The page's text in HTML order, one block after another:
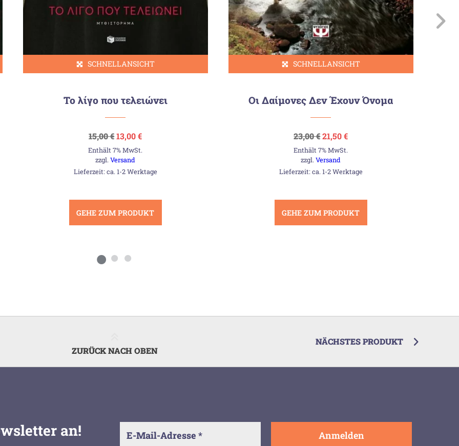
SCHNELLANSICHT
Το λίγο που τελειώνει
15,00€Ursprünglicher
Preis
war:
15,00 €
13,00€Aktueller
ist:
Enthält 7% MwSt.
zzgl.Versand
Lieferzeit: ca. 1-2 Werktage
GEHE ZUM PRODUKT
SCHNELLANSICHT
Οι Δαίμονες Δεν Έχουν Όνομα
23,00€Ursprünglicher
Preis
war:
23,00 €
21,50€Aktueller
ist:
Enthält 7% MwSt.
zzgl.Versand
Lieferzeit: ca. 1-2 Werktage
GEHE ZUM PRODUKT
NÄCHSTES PRODUKT
ZURÜCK NACH OBEN
an!